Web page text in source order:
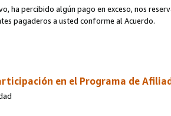
ha percibido algún pago en exceso, nos
pagaderos a usted conforme al Acuerdo.
en el Programa de